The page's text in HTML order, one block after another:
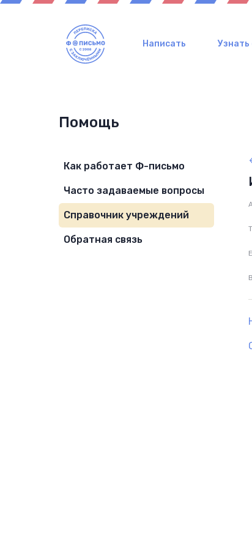
Написать Узнать
Помощь
Как работает Ф-письмо
Часто задаваемые вопросы
Справочник учреждений
Обратная связь